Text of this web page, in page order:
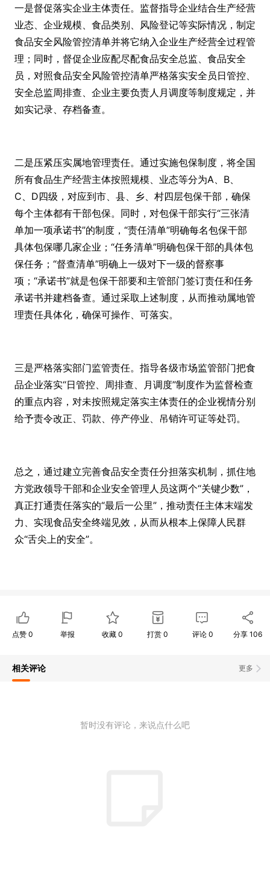
一是督促落实企业主体责任。监督指导企业结合生产经营
业态、企业规模、食品类别、风险登记等实际情况，制定
食品安全风险管控清单并将它纳入企业生产经营全过程管
理；同时，督促企业应配尽配食品安全总监、食品安全
员，对照食品安全风险管控清单严格落实安全员日管控、
安全总监周排查、企业主要负责人月调度等制度规定，并
如实记录、存档备查。
二是压紧压实属地管理责任。通过实施包保制度，将全国
所有食品生产经营主体按照规模、业态等分为A、B、
C、D四级，对应到市、县、乡、村四层包保干部，确保
每个主体都有干部包保。同时，对包保干部实行“三张清
单加一项承诺书”的制度，“责任清单”明确每名包保干部
具体包保哪几家企业；“任务清单”明确包保干部的具体包
保任务；“督查清单”明确上一级对下一级的督察事
项；“承诺书”就是包保干部要和主管部门签订责任和任务
承诺书并建档备查。通过采取上述制度，从而推动属地管
理责任具体化，确保可操作、可落实。
三是严格落实部门监管责任。指导各级市场监管部门把食
品企业落实“日管控、周排查、月调度”制度作为监督检查
的重点内容，对未按照规定落实主体责任的企业视情分别
给予责令改正、罚款、停产停业、吊销许可证等处罚。
总之，通过建立完善食品安全责任分担落实机制，抓住地
方党政领导干部和企业安全管理人员这两个“关键少数”，
真正打通责任落实的“最后一公里”，推动责任主体末端发
力、实现食品安全终端见效，从而从根本上保障人民群
众“舌尖上的安全”。
点赞 0 举报 收藏0 打赏 0 评论 0 分享 106
更多
相关评论
暂时没有评论，来说点什么吧